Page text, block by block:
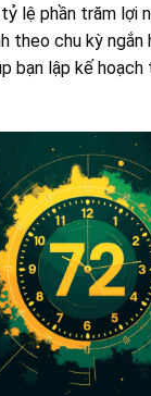
lệ phần trăm lợi
theo chu kỳ ngắn
bạn lập kế hoạch